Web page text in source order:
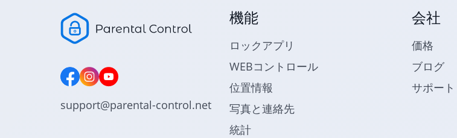
support@parental-control.net
機能
ロックアプリ
WEBコントロール
位置情報
写真と連絡先
統計
会社
価格
ブログ
サポート